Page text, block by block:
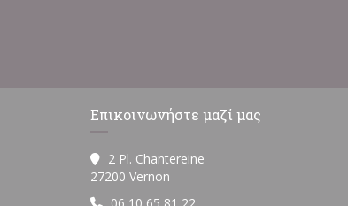
Επικοινωνήστε μαζί μας
2 Pl. Chantereine
27200 Vernon